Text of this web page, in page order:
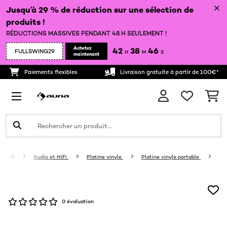
Jusqu’à 29 % de réduction sur une sélection de
produits !
RÉDUCTIONS MASSIVES PENDANT 48 H SEULEMENT !
FULLSWING29
Achetez
maintenant
42 H 38 M 46 S
Paiements flexibles Livraison gratuite à partir de 100€*
Audio et HiFi Platine vinyle Platine vinyle portable
0 évaluation